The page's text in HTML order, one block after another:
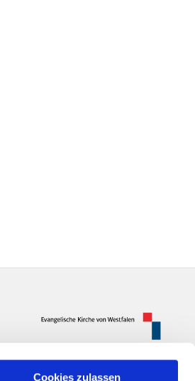
Cookies zulassen